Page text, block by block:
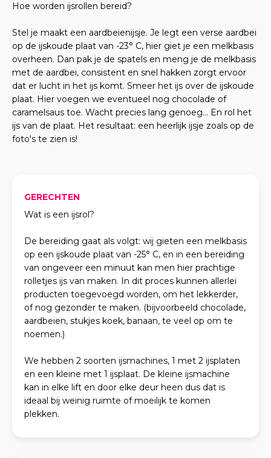
Hoe worden ijsrollen bereid?
Stel je maakt een aardbeienijsje. Je legt een verse aardbei
op de ijskoude plaat van -23° C, hier giet je een melkbasis
overheen. Dan pak je de spatels en meng je de melkbasis
met de aardbei, consistent en snel hakken zorgt ervoor
dat er lucht in het ijs komt. Smeer het ijs over de ijskoude
plaat. Hier voegen we eventueel nog chocolade of
caramelsaus toe. Wacht precies lang genoeg… En rol het
ijs van de plaat. Het resultaat: een heerlijk ijsje zoals op de
foto's te zien is!
GERECHTEN
Wat is een ijsrol?
De bereiding gaat als volgt: wij gieten een melkbasis
op een ijskoude plaat van -25° C, en in een bereiding
van ongeveer een minuut kan men hier prachtige
rolletjes ijs van maken. In dit proces kunnen allerlei
producten toegevoegd worden, om het lekkerder,
of nog gezonder te maken. (bijvoorbeeld chocolade,
aardbeien, stukjes koek, banaan, te veel op om te
noemen.)
We hebben 2 soorten ijsmachines, 1 met 2 ijsplaten
en een kleine met 1 ijsplaat. De kleine ijsmachine
kan in elke lift en door elke deur heen dus dat is
ideaal bij weinig ruimte of moeilijk te komen
plekken.